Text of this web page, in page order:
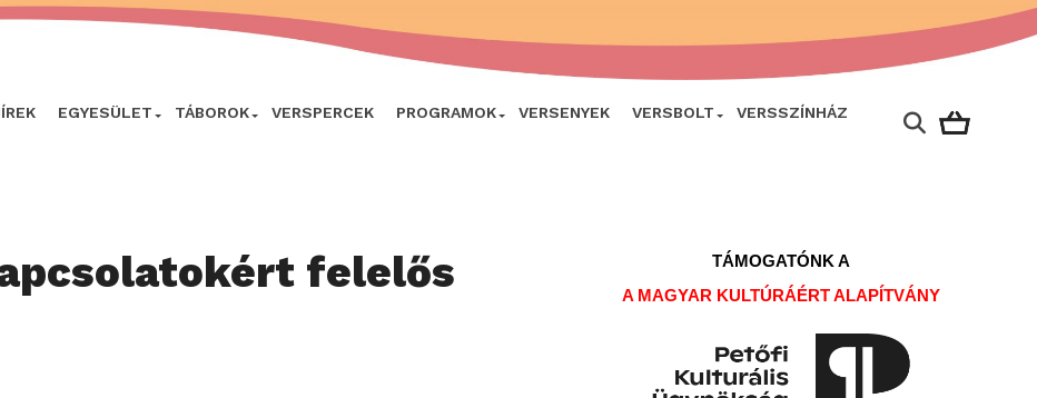
EGYESÜLET TÁBOROK VERSPERCEK PROGRAMOK VERSENYEK VERSBOLT VERSSZÍNHÁZ
felelős
TÁMOGATÓNK A
A MAGYAR KULTÚRÁÉRT ALAPÍTVÁNY